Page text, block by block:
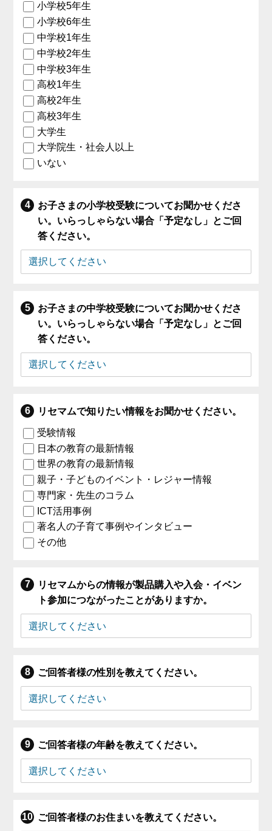
小学校5年生
小学校6年生
中学校1年生
中学校2年生
中学校3年生
高校1年生
高校2年生
高校3年生
大学生
大学院生・社会人以上
いない
お子さまの小学校受験についてお聞かせくださ
い。いらっしゃらない場合「予定なし」とご回
答ください。
お子さまの中学校受験についてお聞かせくださ
い。いらっしゃらない場合「予定なし」とご回
答ください。
リセマムで知りたい情報をお聞かせください。
受験情報
日本の教育の最新情報
世界の教育の最新情報
親子・子どものイベント・レジャー情報
専門家・先生のコラム
ICT活用事例
著名人の子育て事例やインタビュー
その他
リセマムからの情報が製品購入や入会・イベン
ト参加につながったことがありますか。
ご回答者様の性別を教えてください。
ご回答者様の年齢を教えてください。
ご回答者様のお住まいを教えてください。